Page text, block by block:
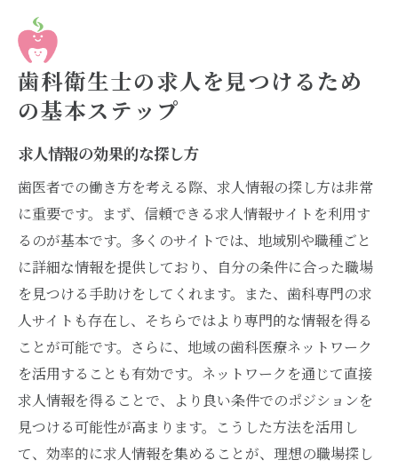
歯科衛生士の求人を見つけるため
の基本ステップ
求人情報の効果的な探し方
歯医者での働き方を考える際、求人情報の探し方は非常
に重要です。まず、信頼できる求人情報サイトを利用す
るのが基本です。多くのサイトでは、地域別や職種ごと
に詳細な情報を提供しており、自分の条件に合った職場
を見つける手助けをしてくれます。また、歯科専門の求
人サイトも存在し、そちらではより専門的な情報を得る
ことが可能です。さらに、地域の歯科医療ネットワーク
を活用することも有効です。ネットワークを通じて直接
求人情報を得ることで、より良い条件でのポジションを
見つける可能性が高まります。こうした方法を活用し
て、効率的に求人情報を集めることが、理想の職場探し